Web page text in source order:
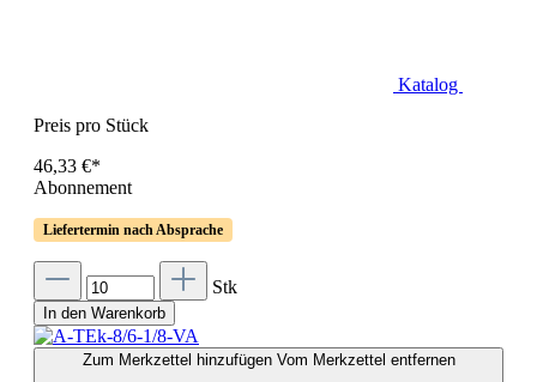
Katalog
Preis pro Stück
46,33 €*
Abonnement
Liefertermin nach Absprache
Stk
In den Warenkorb
Zum Merkzettel hinzufügen Vom Merkzettel entfernen